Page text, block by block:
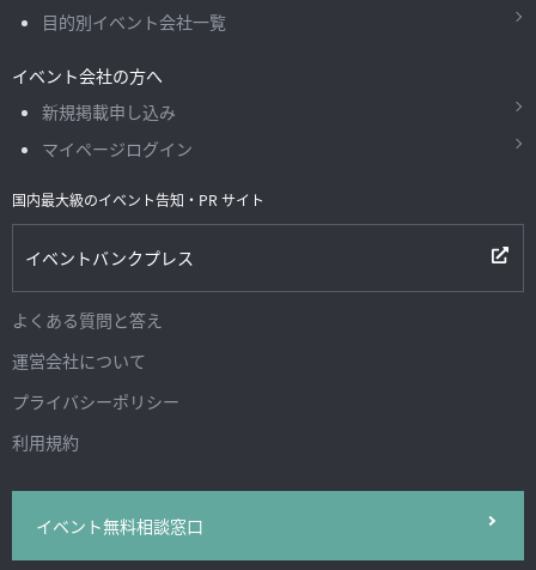
目的別イベント会社一覧
イベント会社の方へ
新規掲載申し込み
マイページログイン
国内最大級のイベント告知・PR サイト
イベントバンクプレス
よくある質問と答え
運営会社について
プライバシーポリシー
利用規約
イベント無料相談窓口